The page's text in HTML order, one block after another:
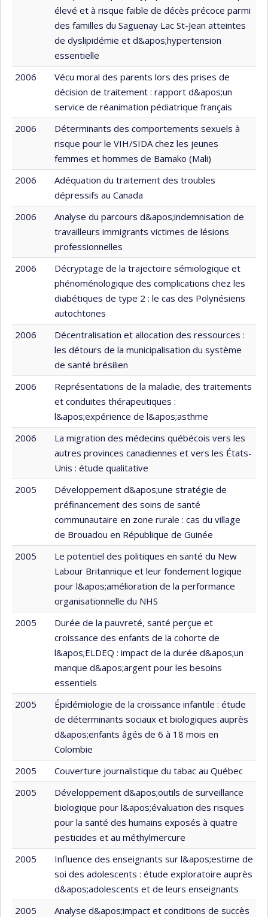
élevé et à risque faible de décès précoce parmi
des familles du Saguenay Lac St-Jean atteintes
de dyslipidémie et d&apos;hypertension
essentielle
2006
Vécu moral des parents lors des prises de
décision de traitement : rapport d&apos;un
service de réanimation pédiatrique français
2006
Déterminants des comportements sexuels à
risque pour le VIH/SIDA chez les jeunes
femmes et hommes de Bamako (Mali)
2006
Adéquation du traitement des troubles
dépressifs au Canada
2006
Analyse du parcours d&apos;indemnisation de
travailleurs immigrants victimes de lésions
professionnelles
2006
Décryptage de la trajectoire sémiologique et
phénoménologique des complications chez les
diabétiques de type 2 : le cas des Polynésiens
autochtones
2006
Décentralisation et allocation des ressources :
les détours de la municipalisation du système
de santé brésilien
2006
Représentations de la maladie, des traitements
et conduites thérapeutiques :
l&apos;expérience de l&apos;asthme
2006
La migration des médecins québécois vers les
autres provinces canadiennes et vers les États-
Unis : étude qualitative
2005
Développement d&apos;une stratégie de
préfinancement des soins de santé
communautaire en zone rurale : cas du village
de Brouadou en République de Guinée
2005
Le potentiel des politiques en santé du New
Labour Britannique et leur fondement logique
pour l&apos;amélioration de la performance
organisationnelle du NHS
2005
Durée de la pauvreté, santé perçue et
croissance des enfants de la cohorte de
l&apos;ELDEQ : impact de la durée d&apos;un
manque d&apos;argent pour les besoins
essentiels
2005
Épidémiologie de la croissance infantile : étude
de déterminants sociaux et biologiques auprès
d&apos;enfants âgés de 6 à 18 mois en
Colombie
2005
Couverture journalistique du tabac au Québec
2005
Développement d&apos;outils de surveillance
biologique pour l&apos;évaluation des risques
pour la santé des humains exposés à quatre
pesticides et au méthylmercure
2005
Influence des enseignants sur l&apos;estime de
soi des adolescents : étude exploratoire auprès
d&apos;adolescents et de leurs enseignants
2005
Analyse d&apos;impact et conditions de succès